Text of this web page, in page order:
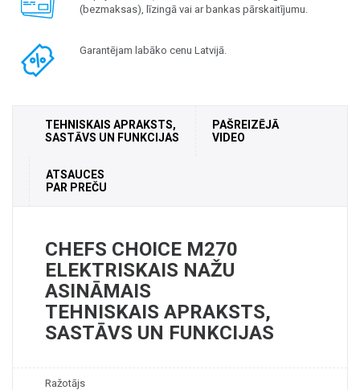
(bezmaksas), līzingā vai ar bankas pārskaitījumu.
Garantējam labāko cenu Latvijā.
TEHNISKAIS APRAKSTS,
SASTĀVS UN FUNKCIJAS
PAŠREIZĒJĀ
VIDEO
ATSAUCES
PAR PREČU
CHEFS CHOICE M270
ELEKTRISKAIS NAŽU
ASINĀMAIS
TEHNISKAIS APRAKSTS,
SASTĀVS UN FUNKCIJAS
Ražotājs